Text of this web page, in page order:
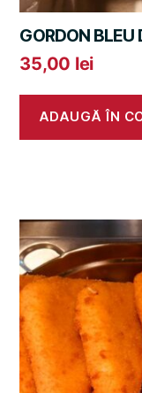
GORDON BLEU
35,00 lei
ADAUGĂ ÎN